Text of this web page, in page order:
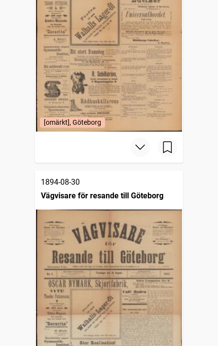
[omärkt], Göteborg
1894-08-30
Vägvisare för resande till Göteborg